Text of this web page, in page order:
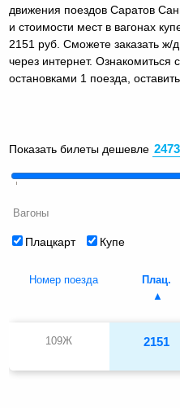
движения поездов Саратов
и стоимости мест в вагонах
2151 руб. Сможете заказать ж/
через интернет. Ознакомиться
остановками 1 поезда,
Показать билеты дешевле
Вагоны
Плацкарт Купе
Номер поезда Плац.
109Ж 2151